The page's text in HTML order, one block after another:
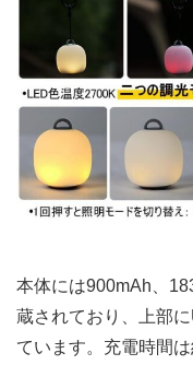
本体には900mAh、
蔵されており、上部
ています。充電時間は